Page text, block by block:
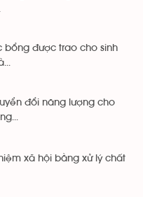
bổng được trao cho sinh
đổi năng lượng cho
xã hội bằng xử lý chất